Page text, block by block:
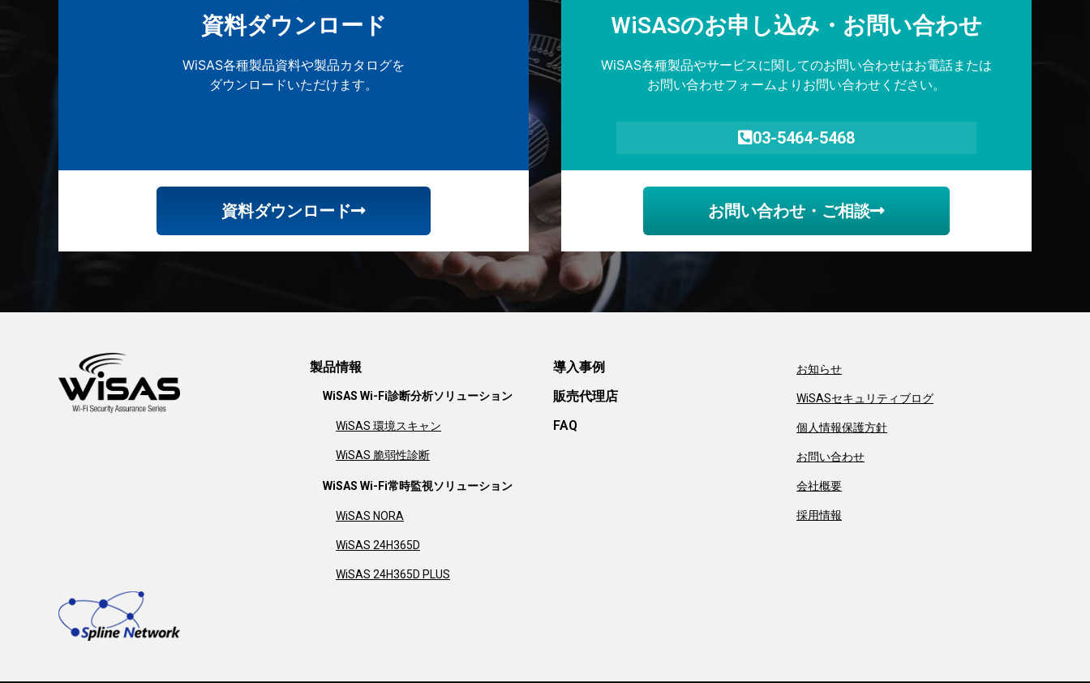
資料ダウンロード
WiSAS各種製品資料や製品カタログを
ダウンロードいただけます。
資料ダウンロード
WiSASのお申し込み・お問い合わせ​
WiSAS各種製品やサービスに関してのお問い合わせはお電話または
お問い合わせフォームよりお問い合わせください。
03-5464-5468
お問い合わせ・ご相談
製品情報
WiSAS Wi-Fi診断分析ソリューション
WiSAS 環境スキャン
WiSAS 脆弱性診断
WiSAS Wi-Fi常時監視ソリューション
WiSAS NORA
WiSAS 24H365D
WiSAS 24H365D PLUS
導入事例
販売代理店
FAQ
お知らせ
WiSASセキュリティブログ
個人情報保護方針
お問い合わせ
会社概要
採用情報